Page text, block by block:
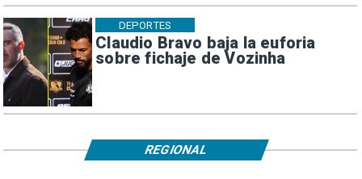
Claudio Bravo baja la euforia
sobre fichaje de Vozinha
DEPORTES
REGIONAL